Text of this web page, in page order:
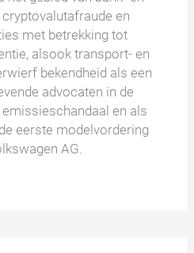
en
met betrekking tot
alsook transport- en
bekendheid als een
advocaten in de
en als
eerste modelvordering
AG.